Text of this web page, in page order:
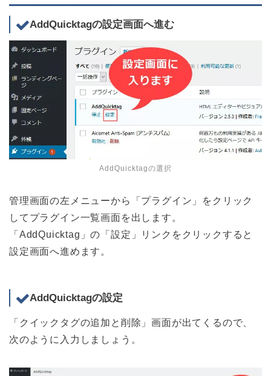
AddQuicktagの設定画面へ進む
AddQuicktagの選択
管理画面の左メニューから「プラグイン」をクリック
してプラグイン一覧画面を出します。
「AddQuicktag」の「設定」リンクをクリックすると
設定画面へ進めます。
AddQuicktagの設定
「クイックタグの追加と削除」画面が出てくるので、
次のように入力しましょう。